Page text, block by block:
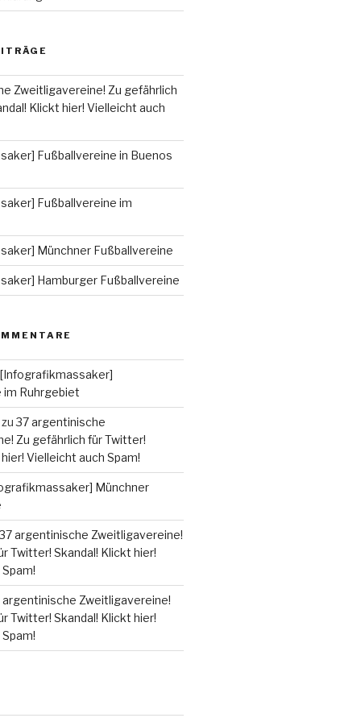
Zweitligavereine! Zu gefährlich
Klickt hier! Vielleicht auch
Fußballvereine in Buenos
Fußballvereine im
Münchner Fußballvereine
Hamburger Fußballvereine
[Infografikmassaker]
im Ruhrgebiet
37 argentinische
Zu gefährlich für Twitter!
Vielleicht auch Spam!
Münchner
argentinische Zweitligavereine!
Twitter! Skandal! Klickt hier!
argentinische Zweitligavereine!
Twitter! Skandal! Klickt hier!